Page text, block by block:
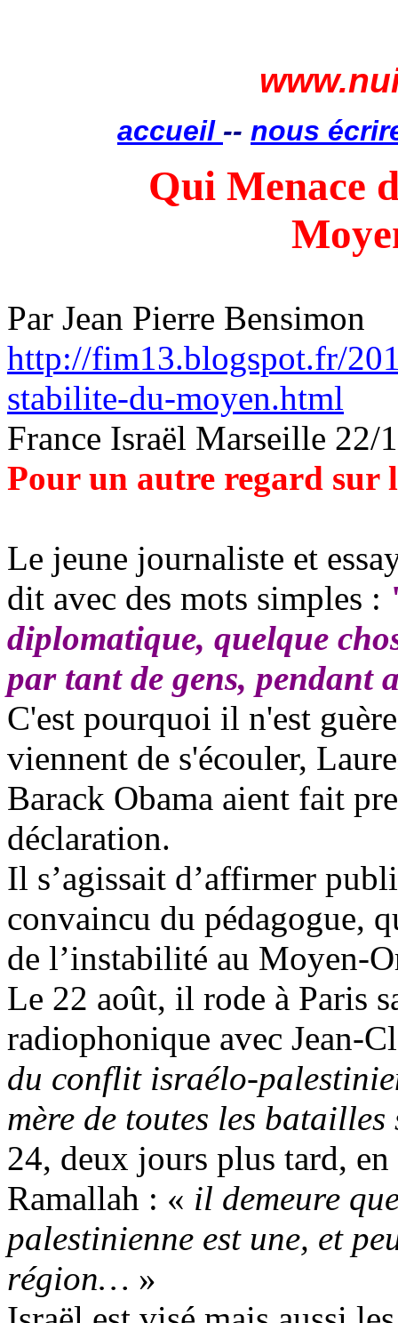
accueil -- nous
Qui Menace
Par Jean Pierre Bensimon
http://fim13.blogspot.fr/
stabilite-du-moyen.html
France Israël Marseille 22/
Pour un autre regard sur
Le jeune journaliste et
dit avec des mots simples :
diplomatique, quelque
par tant de gens, pendant
C'est pourquoi il n'est
viennent de s'écouler,
Barack Obama aient fait
déclaration.
Il s’agissait d’affirmer
convaincu du pédagogue,
de l’instabilité au Moyen-
Le 22 août, il rode à Paris
radiophonique avec Jean-
du conflit israélo-
mère de toutes les
24, deux jours plus tard,
Ramallah : « il demeure
palestinienne est une, et
région… »